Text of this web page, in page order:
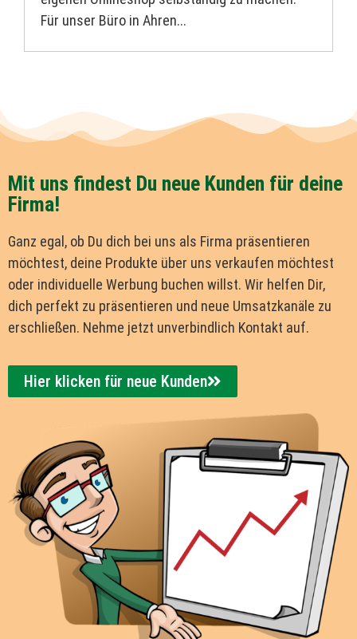
Für unser Büro in Ahren...
Mit uns findest Du neue Kunden für deine
Firma!
Ganz egal, ob Du dich bei uns als Firma präsentieren
möchtest, deine Produkte über uns verkaufen möchtest
oder individuelle Werbung buchen willst. Wir helfen Dir,
dich perfekt zu präsentieren und neue Umsatzkanäle zu
erschließen. Nehme jetzt unverbindlich Kontakt auf.
Hier klicken für neue Kunden